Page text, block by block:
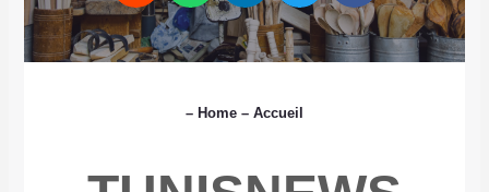
Home – Accueil
–